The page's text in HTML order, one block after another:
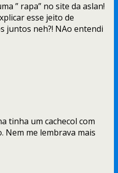
” rapa” no site da aslan!
esse jeito de
juntos neh?! NAo entendi
tinha um cachecol com
Nem me lembrava mais